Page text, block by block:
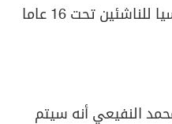
التمهيدية المؤهلة لكأس آسيا للناشئين تحت 16 عاما
النفيعي أنه سيتم